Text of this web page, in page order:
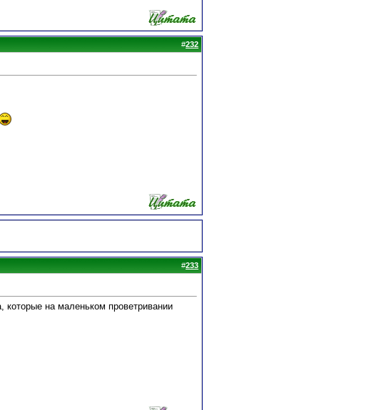
#232
#233
которые на маленьком проветривании